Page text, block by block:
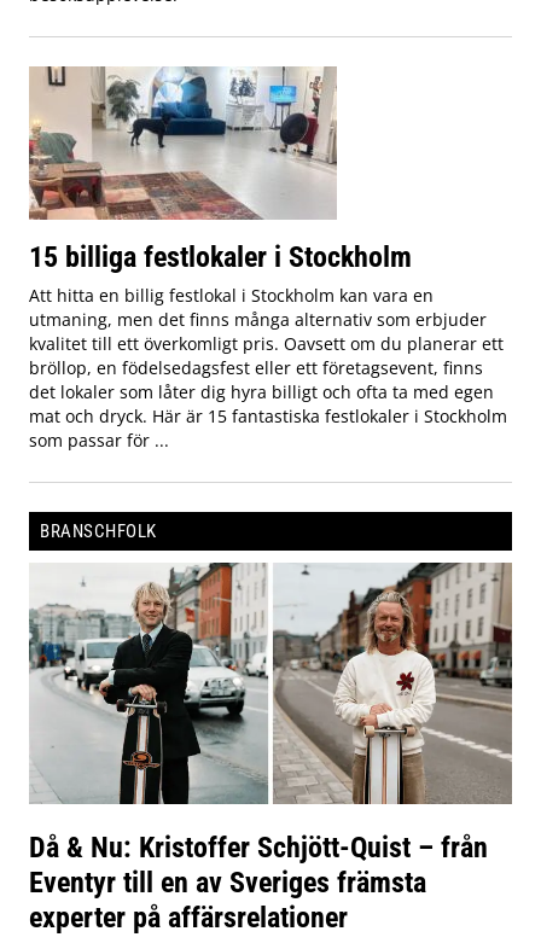
15 billiga festlokaler i Stockholm
Att hitta en billig festlokal i Stockholm kan vara en
utmaning, men det finns många alternativ som erbjuder
kvalitet till ett överkomligt pris. Oavsett om du planerar ett
bröllop, en födelsedagsfest eller ett företagsevent, finns
det lokaler som låter dig hyra billigt och ofta ta med egen
mat och dryck. Här är 15 fantastiska festlokaler i Stockholm
som passar för ...
BRANSCHFOLK
Då & Nu: Kristoffer Schjött-Quist – från
Eventyr till en av Sveriges främsta
experter på affärsrelationer